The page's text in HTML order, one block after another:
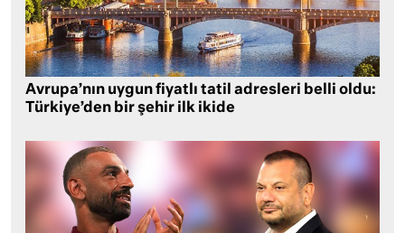
Avrupa’nın uygun fiyatlı tatil adresleri belli oldu:
Türkiye’den bir şehir ilk ikide